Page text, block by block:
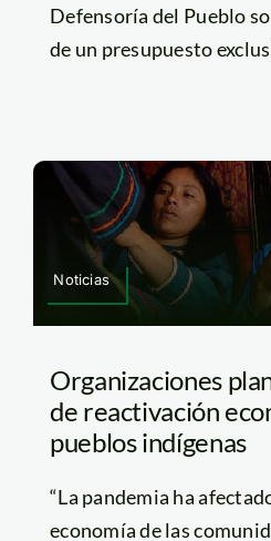
Defensoría del Pueblo
de un presupuesto
Noticias
Organizaciones
de reactivación
pueblos indígenas
“La pandemia ha
economía de las